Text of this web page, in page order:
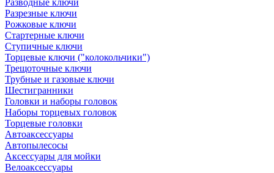
Разводные ключи
Разрезные ключи
Рожковые ключи
Стартерные ключи
Ступичные ключи
Торцевые ключи ("колокольчики")
Трещоточные ключи
Трубные и газовые ключи
Шестигранники
Головки и наборы головок
Наборы торцевых головок
Торцевые головки
Автоаксессуары
Автопылесосы
Аксессуары для мойки
Велоаксессуары